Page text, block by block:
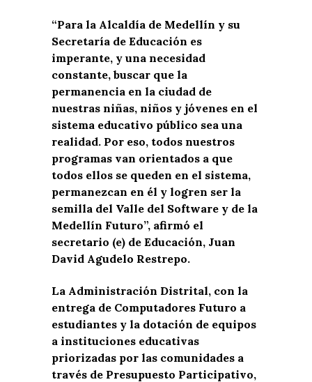
“Para la Alcaldía de Medellín y su
Secretaría de Educación es
imperante, y una necesidad
constante, buscar que la
permanencia en la ciudad de
nuestras niñas, niños y jóvenes en el
sistema educativo público sea una
realidad. Por eso, todos nuestros
programas van orientados a que
todos ellos se queden en el sistema,
permanezcan en él y logren ser la
semilla del Valle del Software y de la
Medellín Futuro”, afirmó el
secretario (e) de Educación, Juan
David Agudelo Restrepo.
La Administración Distrital, con la
entrega de Computadores Futuro a
estudiantes y la dotación de equipos
a instituciones educativas
priorizadas por las comunidades a
través de Presupuesto Participativo,